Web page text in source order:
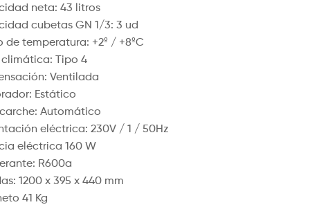
neta: 43 litros
cubetas GN 1/3: 3 ud
de temperatura: +2º / +8ºC
climática: Tipo 4
Ventilada
Estático
Automático
eléctrica: 230V / 1 / 50Hz
eléctrica 160 W
R600a
1200 x 395 x 440 mm
41 Kg